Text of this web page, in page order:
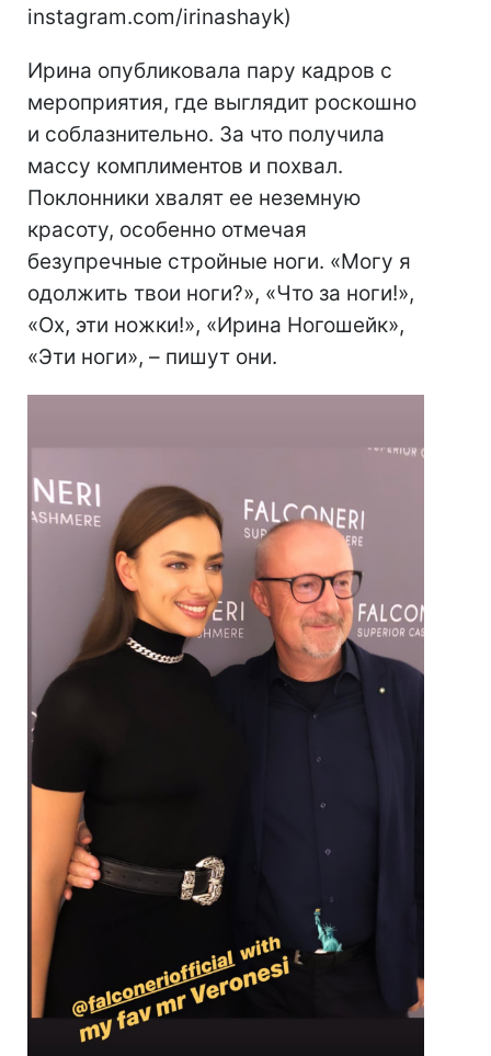
instagram.com/irinashayk)
Ирина опубликовала пару кадров с
мероприятия, где выглядит роскошно
и соблазнительно. За что получила
массу комплиментов и похвал.
Поклонники хвалят ее неземную
красоту, особенно отмечая
безупречные стройные ноги. «Могу я
одолжить твои ноги?», «Что за ноги!»,
«Ох, эти ножки!», «Ирина Ногошейк»,
«Эти ноги», – пишут они.